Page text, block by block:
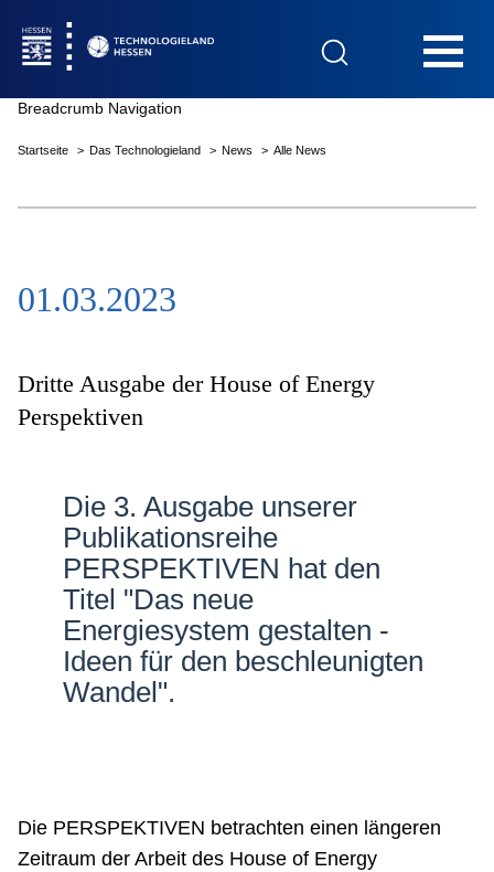
Das Technologieland
Innovationsfelder
Netzwerke
Breadcrumb Navigation
Startseite Das Technologieland News Alle News
01.03.2023
Dritte Ausgabe der House of Energy
Perspektiven
Die 3. Ausgabe unserer
Publikationsreihe
PERSPEKTIVEN hat den
Titel "Das neue
Energiesystem gestalten -
Ideen für den beschleunigten
Wandel".
Die PERSPEKTIVEN betrachten einen längeren
Zeitraum der Arbeit des House of Energy